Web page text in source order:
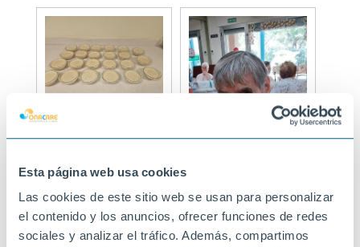
Esta página web usa cookies
Las cookies de este sitio web se usan para personalizar
el contenido y los anuncios, ofrecer funciones de redes
sociales y analizar el tráfico. Además, compartimos